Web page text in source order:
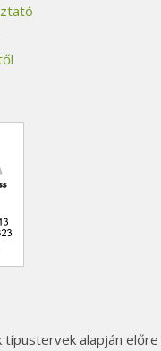
típustervek alapján